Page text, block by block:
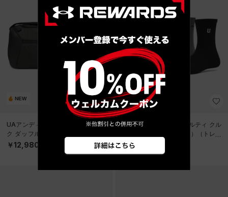
NEW
UAアンディナイアブル バックパッ
ク ダッフル Mサイズ（トレーニン
グ/UNISEX）
￥12,980
NEW
UAエッセンシャル ノベルティ クル
ー ソックス （3足セット）（トレー
ニング/WOMEN）
￥2,420